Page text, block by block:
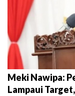
Meki Nawipa:
Lampaui